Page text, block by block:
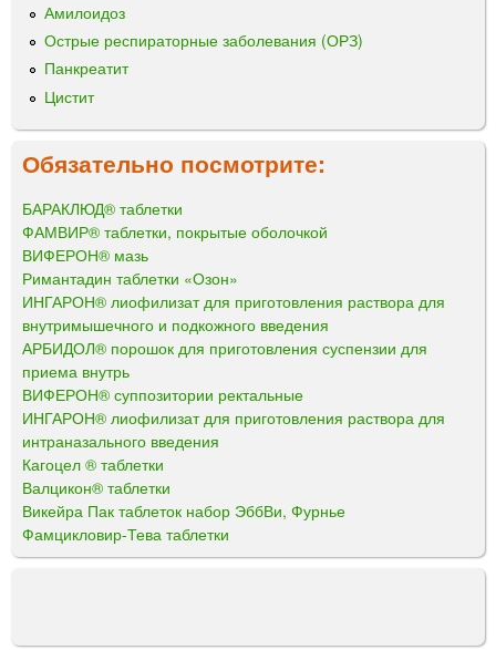
Амилоидоз
Острые респираторные заболевания (ОРЗ)
Панкреатит
Цистит
Обязательно посмотрите:
БАРАКЛЮД® таблетки
ФАМВИР® таблетки, покрытые оболочкой
ВИФЕРОН® мазь
Римантадин таблетки «Озон»
ИНГАРОН® лиофилизат для приготовления раствора для
внутримышечного и подкожного введения
АРБИДОЛ® порошок для приготовления суспензии для
приема внутрь
ВИФЕРОН® суппозитории ректальные
ИНГАРОН® лиофилизат для приготовления раствора для
интраназального введения
Кагоцел ® таблетки
Валцикон® таблетки
Викейра Пак таблеток набор ЭббВи, Фурнье
Фамцикловир-Тева таблетки